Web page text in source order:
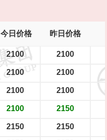
今日价格 昨日价格
2100 2100
2100 2100
2100 2100
2100 2150
2150 2150